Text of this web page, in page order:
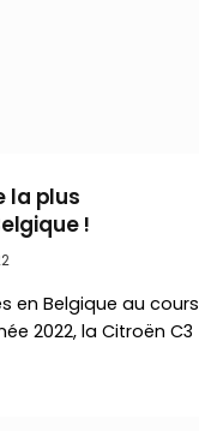
la plus
!
en Belgique au cours
2022, la Citroën C3